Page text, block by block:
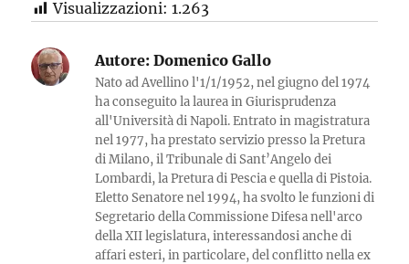
Visualizzazioni: 1.263
Autore: Domenico Gallo
Nato ad Avellino l'1/1/1952, nel giugno del 1974
ha conseguito la laurea in Giurisprudenza
all'Università di Napoli. Entrato in magistratura
nel 1977, ha prestato servizio presso la Pretura
di Milano, il Tribunale di Sant’Angelo dei
Lombardi, la Pretura di Pescia e quella di Pistoia.
Eletto Senatore nel 1994, ha svolto le funzioni di
Segretario della Commissione Difesa nell'arco
della XII legislatura, interessandosi anche di
affari esteri, in particolare, del conflitto nella ex